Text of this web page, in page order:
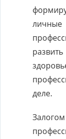
личные
деле.